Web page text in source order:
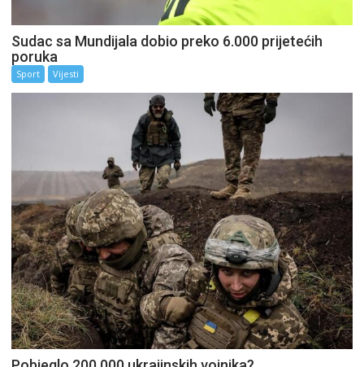
Sudac sa Mundijala dobio preko 6.000 prijetećih
poruka
Sport Vijesti